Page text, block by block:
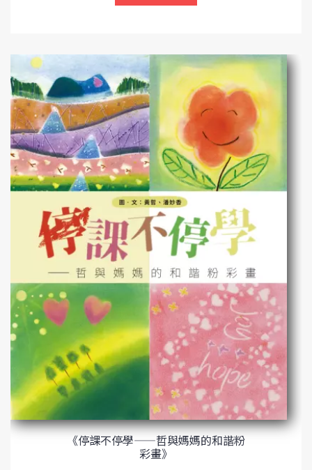
《停課不停學——哲與媽媽的和諧粉
彩畫》